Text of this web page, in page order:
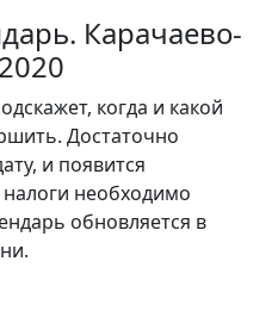
Карачаево-
когда и какой
Достаточно
и появится
необходимо
обновляется в